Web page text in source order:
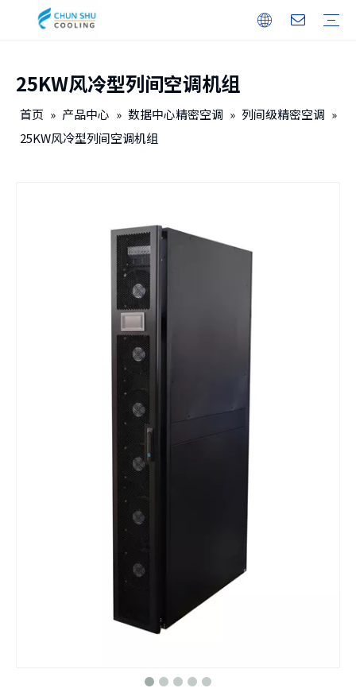
25KW风冷型列间空调机组
首页 » 产品中心 » 数据中心精密空调 » 列间级精密空调 »
25KW风冷型列间空调机组